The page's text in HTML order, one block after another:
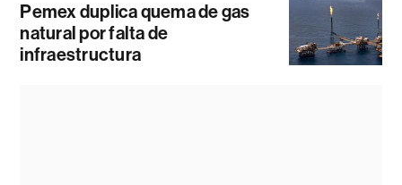
Pemex duplica quema de gas
natural por falta de
infraestructura